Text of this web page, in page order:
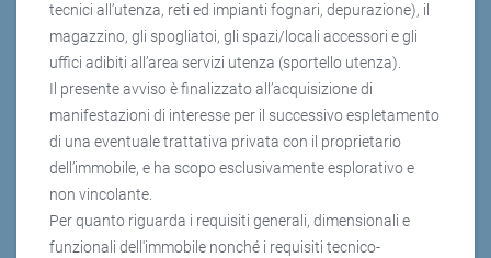
tecnici all’utenza, reti ed impianti fognari, depurazione), il
magazzino, gli spogliatoi, gli spazi/locali accessori e gli
uffici adibiti all’area servizi utenza (sportello utenza).
Il presente avviso è finalizzato all’acquisizione di
manifestazioni di interesse per il successivo espletamento
di una eventuale trattativa privata con il proprietario
dell’immobile, e ha scopo esclusivamente esplorativo e
non vincolante.
Per quanto riguarda i requisiti generali, dimensionali e
funzionali dell'immobile nonché i requisiti tecnico-